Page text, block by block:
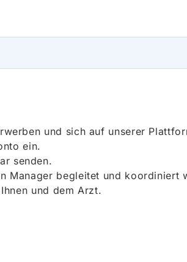
und sich auf unserer
ein.
senden.
Manager begleitet und koordiniert
und dem Arzt.